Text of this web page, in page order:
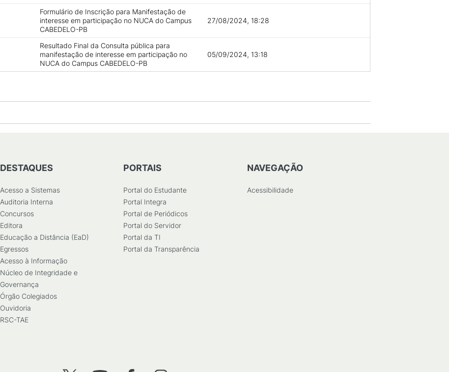
Formulário de Inscrição para Manifestação de
interesse em participação no NUCA do Campus
CABEDELO-PB
27/08/2024, 18:28
Resultado Final da Consulta pública para
manifestação de interesse em participação no
NUCA do Campus CABEDELO-PB
05/09/2024, 13:18
DESTAQUES
Acesso a Sistemas
Auditoria Interna
Concursos
Editora
Educação a Distância (EaD)
Egressos
Acesso à Informação
Núcleo de Integridade e
Governança
Órgão Colegiados
Ouvidoria
RSC-TAE
PORTAIS
Portal do Estudante
Portal Integra
Portal de Periódicos
Portal do Servidor
Portal da TI
Portal da Transparência
NAVEGAÇÃO
Acessibilidade